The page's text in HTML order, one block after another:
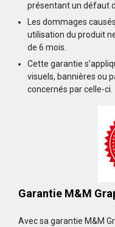
présentant un défaut
Les dommages
utilisation du produit
de 6 mois.
Cette garantie
visuels, bannières ou
concernés par celle-ci.
Garantie M&M
Avec sa garantie M&M